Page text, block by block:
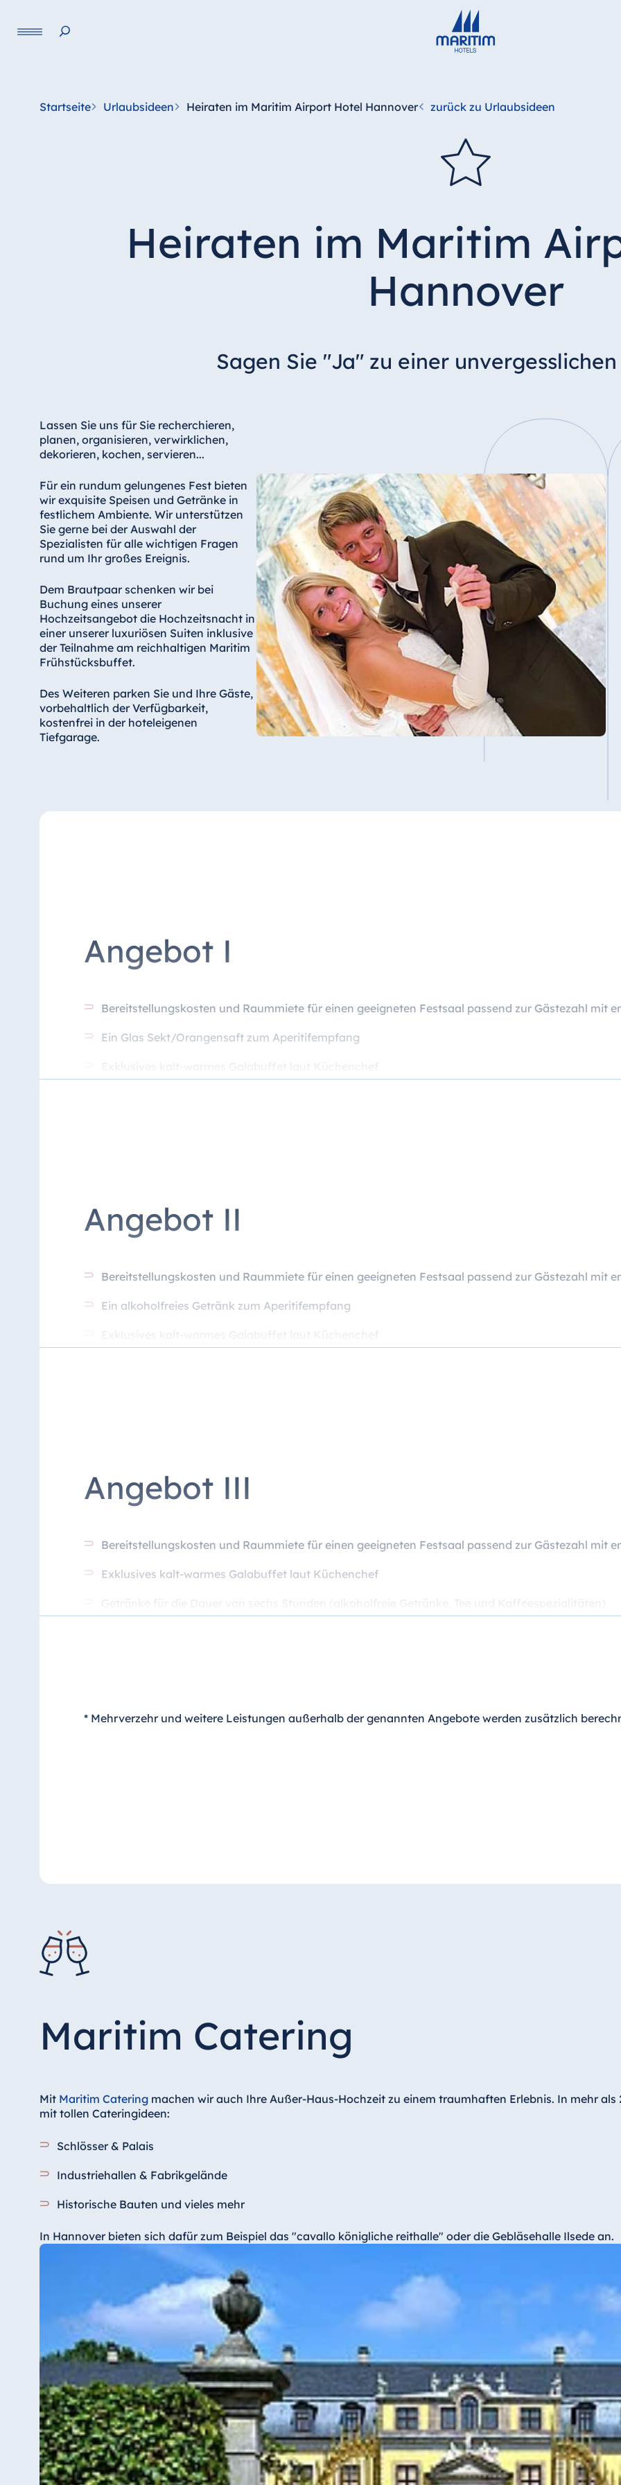
Startseite Urlaubsideen Heiraten im Maritim Airport Hotel Hannover zurück zu Urlaubsideen
Heiraten im Maritim
Hannover
Sagen Sie "Ja" zu einer
Lassen Sie uns für Sie recherchieren,
planen, organisieren, verwirklichen,
dekorieren, kochen, servieren...
Für ein rundum gelungenes Fest bieten
wir exquisite Speisen und Getränke in
festlichem Ambiente. Wir unterstützen
Sie gerne bei der Auswahl der
Spezialisten für alle wichtigen Fragen
rund um Ihr großes Ereignis.
Dem Brautpaar schenken wir bei
Buchung eines unserer
Hochzeitsangebot die Hochzeitsnacht in
einer unserer luxuriösen Suiten inklusive
der Teilnahme am reichhaltigen Maritim
Frühstücksbuffet.
Des Weiteren parken Sie und Ihre Gäste,
vorbehaltlich der Verfügbarkeit,
kostenfrei in der hoteleigenen
Tiefgarage.
Angebot I
Bereitstellungskosten und Raummiete für einen geeigneten Festsaal passend zur Gästezahl mit
Ein Glas Sekt/Orangensaft zum Aperitifempfang
Angebot II
Bereitstellungskosten und Raummiete für einen geeigneten Festsaal passend zur Gästezahl mit
Ein alkoholfreies Getränk zum Aperitifempfang
Angebot III
Bereitstellungskosten und Raummiete für einen geeigneten Festsaal passend zur Gästezahl mit
Exklusives kalt-warmes Galabuffet laut Küchenchef
* Mehrverzehr und weitere Leistungen außerhalb der genannten Angebote werden zusätzlich
Maritim Catering
Mit Maritim Cateringmachen wir auch Ihre Außer-Haus-Hochzeit zu einem traumhaften Erlebnis. In mehr
mit tollen Cateringideen:
Schlösser & Palais
Industriehallen & Fabrikgelände
Historische Bauten und vieles mehr
In Hannover bieten sich dafür zum Beispiel das "cavallo königliche reithalle" oder die Gebläsehalle Ilsede an.